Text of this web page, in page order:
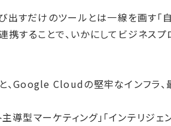
すだけのツールとは一線を画す「
ることで、いかにしてビジネスプ
、Google Cloudの堅牢なインフラ
導型マーケティング」「インテリジ